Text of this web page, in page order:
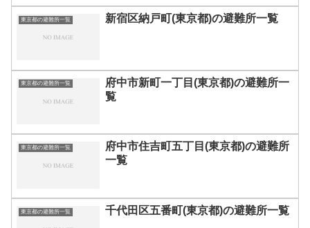
東京都の避難所一覧 新宿区納戸町(東京都)の避難所一覧
東京都の避難所一覧
府中市新町一丁目(東京都)の避難所一
覧
東京都の避難所一覧
府中市住吉町五丁目(東京都)の避難所
一覧
東京都の避難所一覧 千代田区五番町(東京都)の避難所一覧